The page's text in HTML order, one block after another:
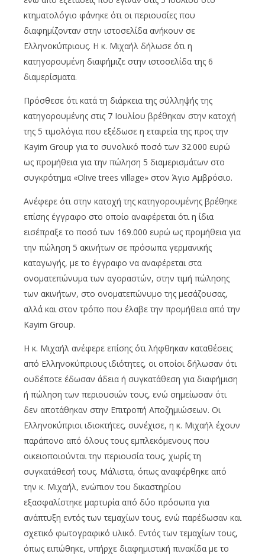
κτηματολόγιο φάνηκε ότι οι περιουσίες που
διαφημίζονταν στην ιστοσελίδα ανήκουν σε
Ελληνοκύπριους. Η κ. Μιχαήλ δήλωσε ότι η
κατηγορουμένη διαφήμιζε στην ιστοσελίδα της 6
διαμερίσματα.
Πρόσθεσε ότι κατά τη διάρκεια της σύλληψής της
κατηγορουμένης στις 7 Ιουλίου βρέθηκαν στην κατοχή
της 5 τιμολόγια που εξέδωσε η εταιρεία της προς την
Kayim Group για το συνολικό ποσό των 32.000 ευρώ
ως προμήθεια για την πώληση 5 διαμερισμάτων στο
συγκρότημα «Olive trees village» στον Άγιο Αμβρόσιο.
Ανέφερε ότι στην κατοχή της κατηγορουμένης βρέθηκε
επίσης έγγραφο στο οποίο αναφέρεται ότι η ίδια
εισέπραξε το ποσό των 169.000 ευρώ ως προμήθεια για
την πώληση 5 ακινήτων σε πρόσωπα γερμανικής
καταγωγής, με το έγγραφο να αναφέρεται στα
ονοματεπώνυμα των αγοραστών, στην τιμή πώλησης
των ακινήτων, στο ονοματεπώνυμο της μεσάζουσας,
αλλά και στον τρόπο που έλαβε την προμήθεια από την
Kayim Group.
Η κ. Μιχαήλ ανέφερε επίσης ότι λήφθηκαν καταθέσεις
από Ελληνοκύπριους ιδιότητες, οι οποίοι δήλωσαν ότι
ουδέποτε έδωσαν άδεια ή συγκατάθεση για διαφήμιση
ή πώληση των περιουσιών τους, ενώ σημείωσαν ότι
δεν αποτάθηκαν στην Επιτροπή Αποζημιώσεων. Οι
Ελληνοκύπριοι ιδιοκτήτες, συνέχισε, η κ. Μιχαήλ έχουν
παράπονο από όλους τους εμπλεκόμενους που
οικειοποιούνται την περιουσία τους, χωρίς τη
συγκατάθεσή τους. Μάλιστα, όπως αναφέρθηκε από
την κ. Μιχαήλ, ενώπιον του δικαστηρίου
εξασφαλίστηκε μαρτυρία από δύο πρόσωπα για
ανάπτυξη εντός των τεμαχίων τους, ενώ παρέδωσαν και
σχετικό φωτογραφικό υλικό. Εντός των τεμαχίων τους,
όπως ειπώθηκε, υπήρχε διαφημιστική πινακίδα με το